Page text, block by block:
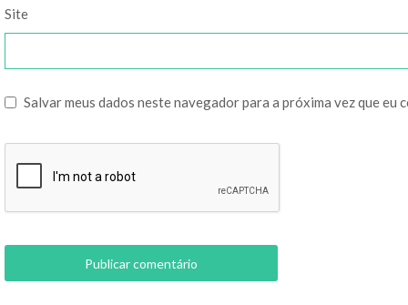
Site
Salvar meus dados neste navegador para a próxima vez que eu